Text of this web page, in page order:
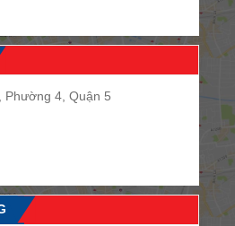
Phường 4, Quận 5